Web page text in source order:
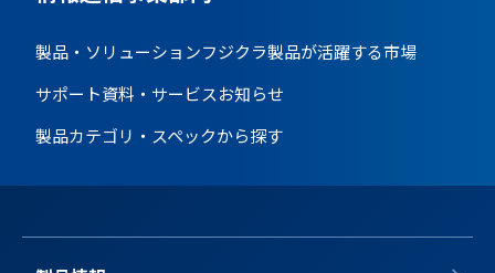
製品・ソリューションフジクラ製品が活躍する市場
サポート資料・サービスお知らせ
製品カテゴリ・スペックから探す